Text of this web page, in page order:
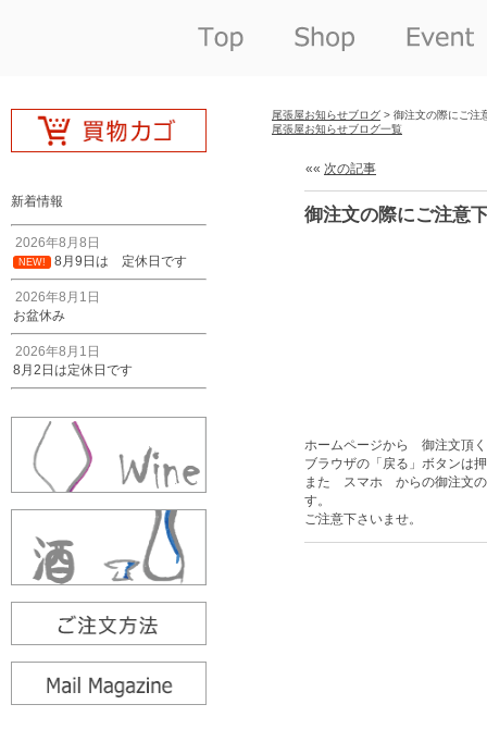
新着情報
2026年8月8日
NEW! 8月9日は 定休日です
2026年8月1日
お盆休み
2026年8月1日
8月2日は定休日です
尾張屋お知らせブログ > 御注文の際にご注
尾張屋お知らせブログ一覧
«« 次の記事
御注文の際にご注意
ホームページから 御注文頂
ブラウザの「戻る」ボタンは
また スマホ からの御注文
す。
ご注意下さいませ。